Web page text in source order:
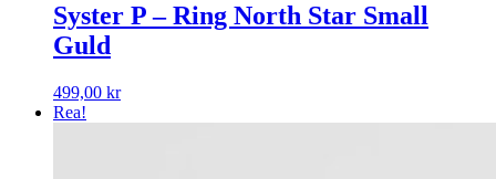
Syster P – Ring North Star Small
Guld
499,00 kr
Rea!